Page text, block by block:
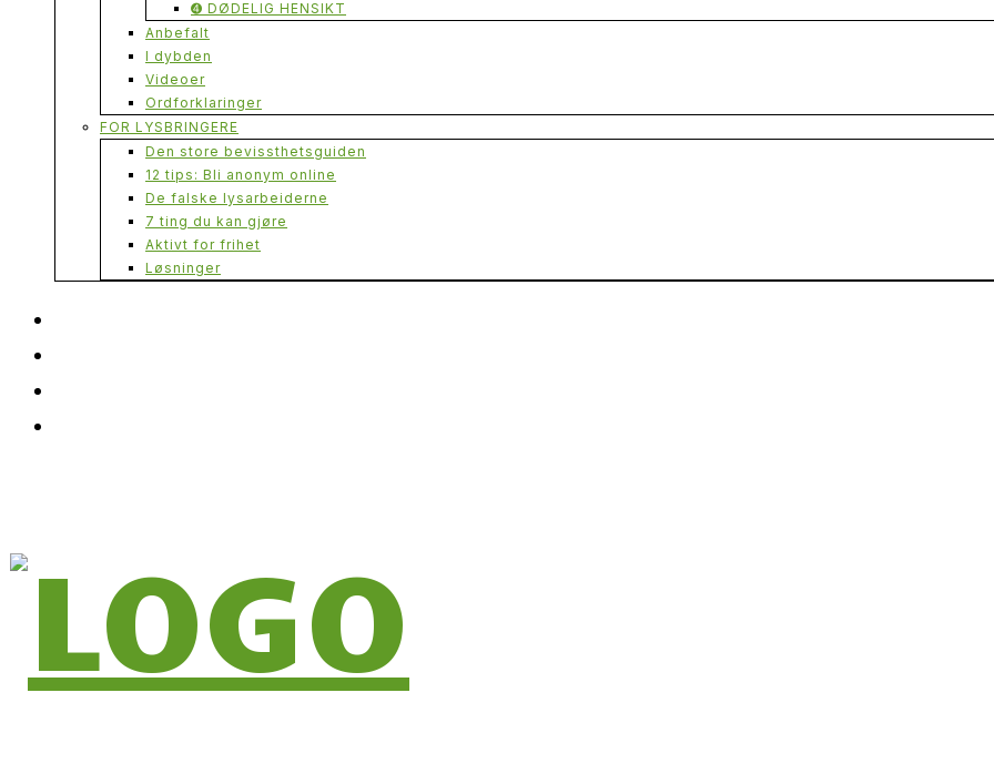
➍ DØDELIG HENSIKT
Anbefalt
I dybden
Videoer
Ordforklaringer
FOR LYSBRINGERE
Den store bevissthetsguiden
12 tips: Bli anonym online
De falske lysarbeiderne
7 ting du kan gjøre
Aktivt for frihet
Løsninger